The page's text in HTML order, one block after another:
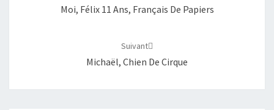
Moi, Félix 11 Ans, Français De Papiers
Suivant
Michaël, Chien De Cirque